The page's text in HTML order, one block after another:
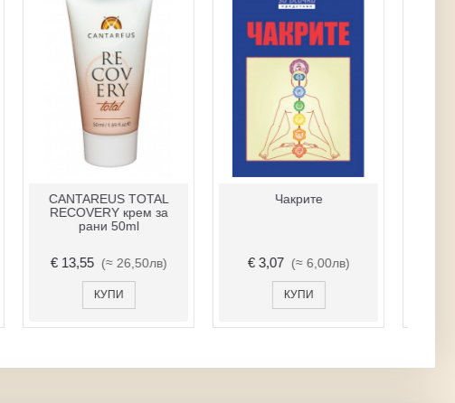
CANTAREUS TOTAL
RECOVERY крем за
рани 50ml
€ 13,55 (≈ 26,50лв)
КУПИ
Чакрите
€ 3,07 (≈ 6,00лв)
КУПИ